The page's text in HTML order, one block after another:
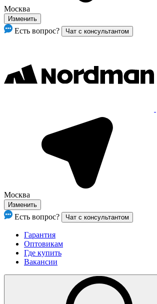
Москва
Изменить
Есть вопрос? Чат с консультантом
Москва
Изменить
Есть вопрос? Чат с консультантом
Гарантия
Оптовикам
Где купить
Вакансии